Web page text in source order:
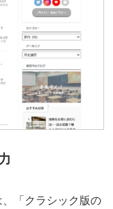
「クラシック版の